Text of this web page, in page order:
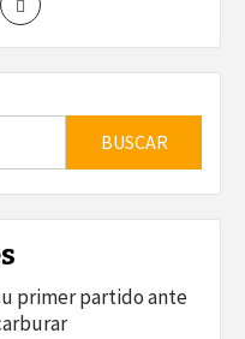
primer partido ante